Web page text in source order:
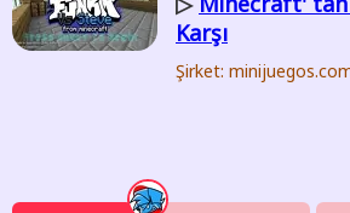
Karşı
Şirket: